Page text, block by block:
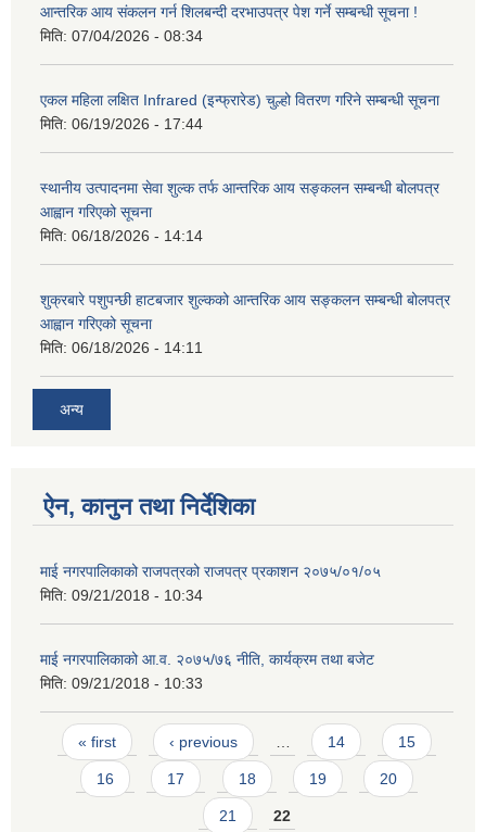
आन्तरिक आय संकलन गर्न शिलबन्दी दरभाउपत्र पेश गर्ने सम्बन्धी सूचना !
मिति: 07/04/2026 - 08:34
एकल महिला लक्षित Infrared (इन्फ्रारेड) चुल्हो वितरण गरिने सम्बन्धी सूचना
मिति: 06/19/2026 - 17:44
स्थानीय उत्पादनमा सेवा शुल्क तर्फ आन्तरिक आय सङ्कलन सम्बन्धी बोलपत्र
आह्वान गरिएको सूचना
मिति: 06/18/2026 - 14:14
शुक्रबारे पशुपन्छी हाटबजार शुल्कको आन्तरिक आय सङ्कलन सम्बन्धी बोलपत्र
आह्वान गरिएको सूचना
मिति: 06/18/2026 - 14:11
अन्य
ऐन, कानुन तथा निर्देशिका
माई नगरपालिकाको राजपत्रको राजपत्र प्रकाशन २०७५/०१/०५
मिति: 09/21/2018 - 10:34
माई नगरपालिकाको आ.व. २०७५/७६ नीति, कार्यक्रम तथा बजेट
मिति: 09/21/2018 - 10:33
Pages
« first ‹ previous … 14 15
16 17 18 19 20
21 22